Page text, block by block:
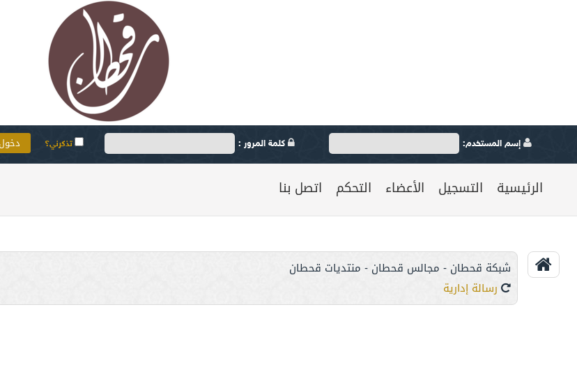
إسم المستخدم: كلمة المرور : تذكرني؟
الرئيسية التسجيل الأعضاء التحكم اتصل بنا
شبكة قحطان - مجالس قحطان - منتديات قحطان
رسالة إدارية